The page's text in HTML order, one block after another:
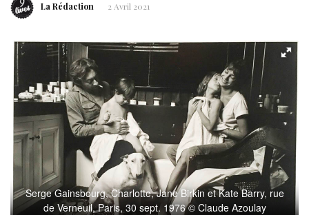
La Rédaction 2 Avril 2021
Serge Gainsbourg, Charlotte, Jane Birkin et Kate Barry, rue
de Verneuil, Paris, 30 sept. 1976 © Claude Azoulay